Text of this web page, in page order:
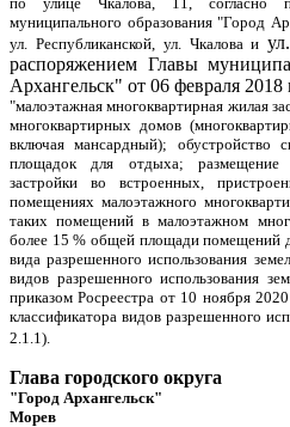
муниципального образования "Город
ул. Республиканской, ул. Чкалова и
распоряжением Главы
Архангельск" от 06 февраля
"малоэтажная многоквартирная жилая
многоквартирных домов
включая мансардный); обустройство
площадок для отдыха; размещение
застройки во встроенных,
помещениях малоэтажного
таких помещений в малоэтажном
более 15 % общей площади помещений
вида разрешенного использования
видов разрешенного использования
приказом Росреестра от 10 ноября
классификатора видов разрешенного
2.1.1).
Глава городского округа
"Город
Морев